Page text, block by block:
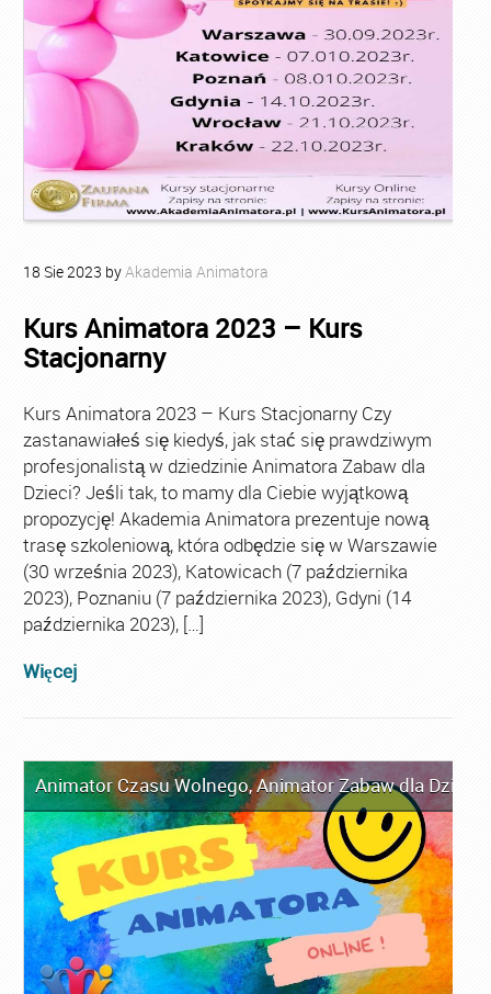
18 Sie2023 byAkademia Animatora
Kurs Animatora 2023 – Kurs
Stacjonarny
Kurs Animatora 2023 – Kurs Stacjonarny Czy
zastanawiałeś się kiedyś, jak stać się prawdziwym
profesjonalistą w dziedzinie Animatora Zabaw dla
Dzieci? Jeśli tak, to mamy dla Ciebie wyjątkową
propozycję! Akademia Animatora prezentuje nową
trasę szkoleniową, która odbędzie się w Warszawie
(30 września 2023), Katowicach (7 października
2023), Poznaniu (7 października 2023), Gdyni (14
października 2023), […]
Więcej
Animator Czasu Wolnego,Animator Zabaw dla Dzieci